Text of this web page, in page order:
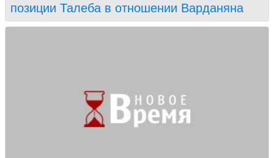
позиции Талеба в отношении Варданяна